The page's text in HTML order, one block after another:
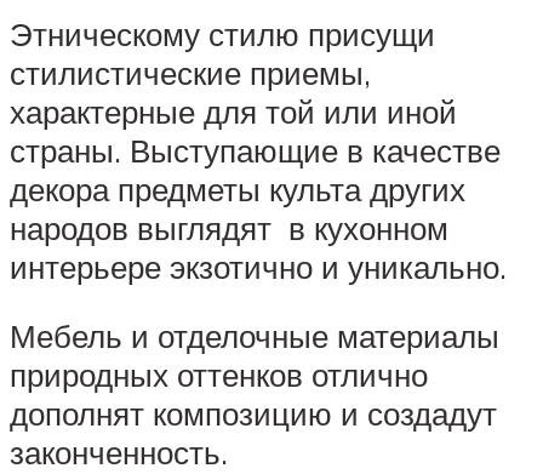
Этническому стилю присущи
стилистические приемы,
характерные для той или иной
страны. Выступающие в качестве
декора предметы культа других
народов выглядят в кухонном
интерьере экзотично и уникально.
Мебель и отделочные материалы
природных оттенков отлично
дополнят композицию и создадут
законченность.